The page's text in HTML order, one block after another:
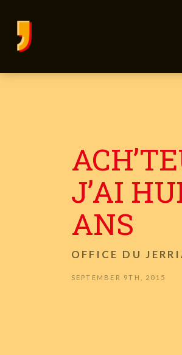
J’AI
ANS
OFFICE DU
SEPTEMBER 9TH, 2015